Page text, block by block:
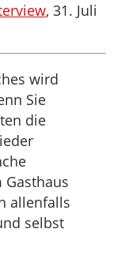
, 31. Juli
wird
Sie
die
allenfalls
selbst